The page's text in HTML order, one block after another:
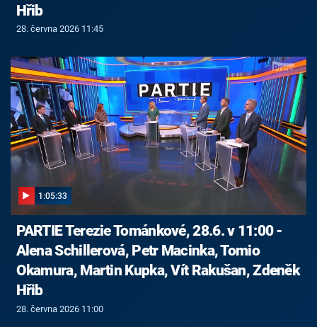
Hřib
28. června 2026 11:45
1:05:33
PARTIE Terezie Tománkové, 28.6. v 11:00 -
Alena Schillerová, Petr Macinka, Tomio
Okamura, Martin Kupka, Vít Rakušan, Zdeněk
Hřib
28. června 2026 11:00